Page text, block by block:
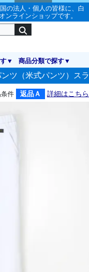
の法人・個人の皆様に、白
ンラインショップです。
商品分類で探す
ンツ（米式パンツ）ス
件 返品Ａ 詳細はこちら